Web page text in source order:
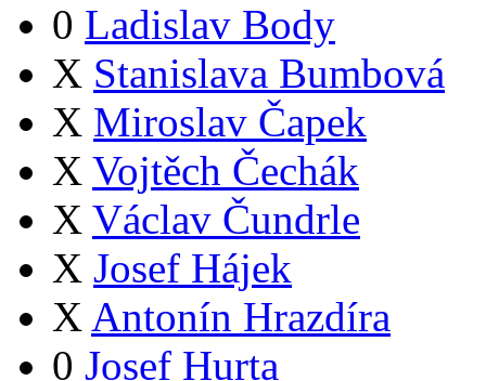
0 Ladislav Body
X Stanislava Bumbová
X Miroslav Čapek
X Vojtěch Čechák
X Václav Čundrle
X Josef Hájek
X Antonín Hrazdíra
0 Josef Hurta